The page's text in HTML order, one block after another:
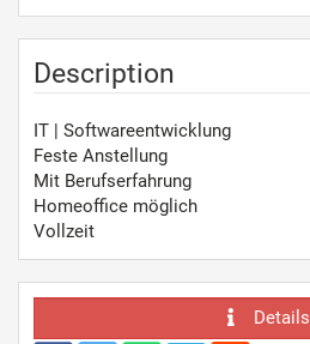
Description
IT | Softwareentwicklung
Feste Anstellung
Mit Berufserfahrung
Homeoffice möglich
Vollzeit
Details